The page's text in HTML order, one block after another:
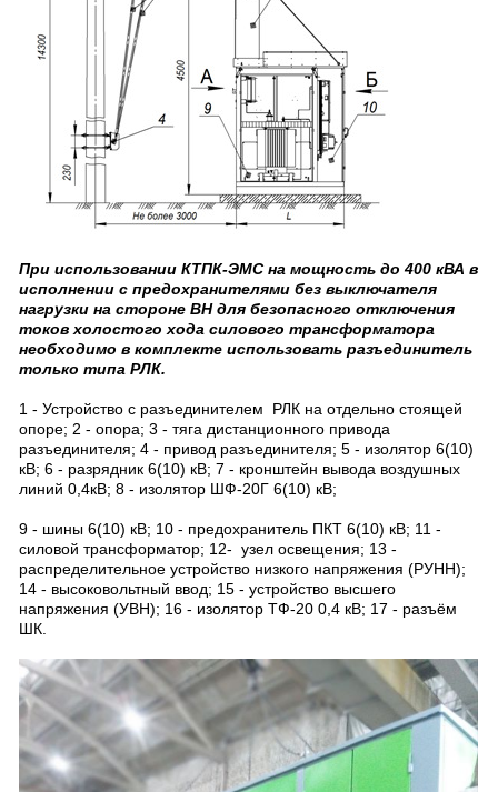
При использовании КТПК-ЭМС на мощность до 400 кВА в
исполнении с предохранителями без выключателя
нагрузки на стороне ВН для безопасного отключения
токов холостого хода силового трансформатора
необходимо в комплекте использовать разъединитель
только типа РЛК.
1 - Устройство с разъединителем РЛК на отдельно стоящей
опоре; 2 - опора; 3 - тяга дистанционного привода
разъединителя; 4 - привод разъединителя; 5 - изолятор 6(10)
кВ; 6 - разрядник 6(10) кВ; 7 - кронштейн вывода воздушных
линий 0,4кВ; 8 - изолятор ШФ-20Г 6(10) кВ;
9 - шины 6(10) кВ; 10 - предохранитель ПКТ 6(10) кВ; 11 -
силовой трансформатор; 12- узел освещения; 13 -
распределительное устройство низкого напряжения (РУНН);
14 - высоковольтный ввод; 15 - устройство высшего
напряжения (УВН); 16 - изолятор ТФ-20 0,4 кВ; 17 - разъём
ШК.